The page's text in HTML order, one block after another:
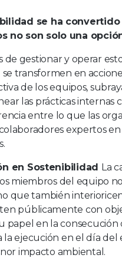
se ha
no son solo una
de gestionar y operar
transformen en
de los equipos,
las prácticas internas
entre lo que las
expertos
en Sostenibilidad La
miembros del equipo
que también
públicamente con
en la consecución
la ejecución en el día
impacto ambiental.